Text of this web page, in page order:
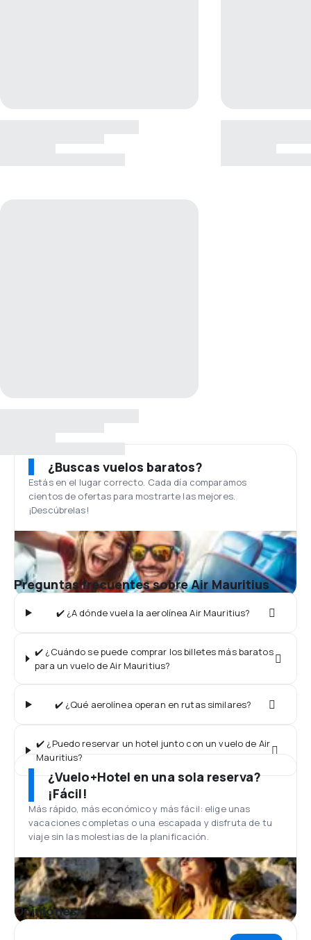
¿Buscas vuelos baratos?
Estás en el lugar correcto. Cada día comparamos
cientos de ofertas para mostrarte las mejores.
¡Descúbrelas!
Preguntas frecuentes sobre Air Mauritius
✔️ ¿A dónde vuela la aerolínea Air Mauritius?
✔️ ¿Cuándo se puede comprar los billetes más baratos
para un vuelo de Air Mauritius?
✔️ ¿Qué aerolínea operan en rutas similares?
✔️ ¿Puedo reservar un hotel junto con un vuelo de Air
Mauritius?
¿Vuelo+Hotel en una sola reserva?
¡Fácil!
Más rápido, más económico y más fácil: elige unas
vacaciones completas o una escapada y disfruta de tu
viaje sin las molestias de la planificación.
Opiniones